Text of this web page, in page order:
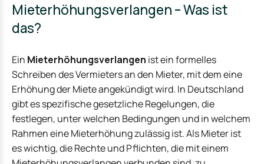
Mieterhöhungsverlangen – Was ist
das?
Ein Mieterhöhungsverlangen ist ein formelles
Schreiben des Vermieters an den Mieter, mit dem eine
Erhöhung der Miete angekündigt wird. In Deutschland
gibt es spezifische gesetzliche Regelungen, die
festlegen, unter welchen Bedingungen und in welchem
Rahmen eine Mieterhöhung zulässig ist. Als Mieter ist
es wichtig, die Rechte und Pflichten, die mit einem